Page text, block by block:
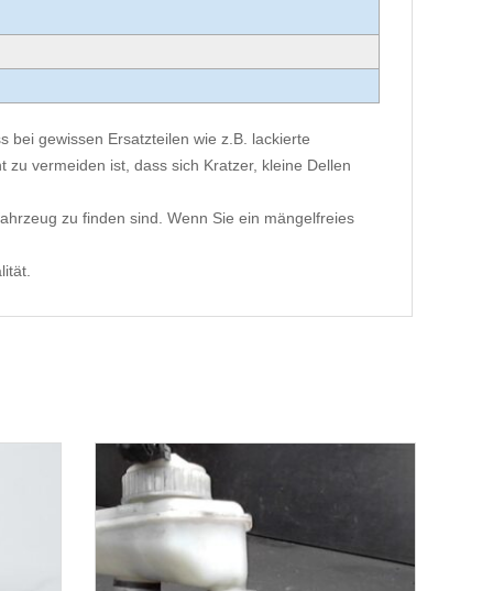
bei gewissen Ersatzteilen wie z.B. lackierte
vermeiden ist, dass sich Kratzer, kleine Dellen
zu finden sind. Wenn Sie ein mängelfreies